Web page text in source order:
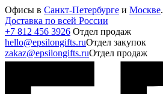
Офисы в Санкт-Петербурге и Москве.
Доставка по всей России
+7 812 456 3926 Отдел продаж
hello@epsilongifts.ruОтдел закупок
zakaz@epsilongifts.ruОтдел продаж